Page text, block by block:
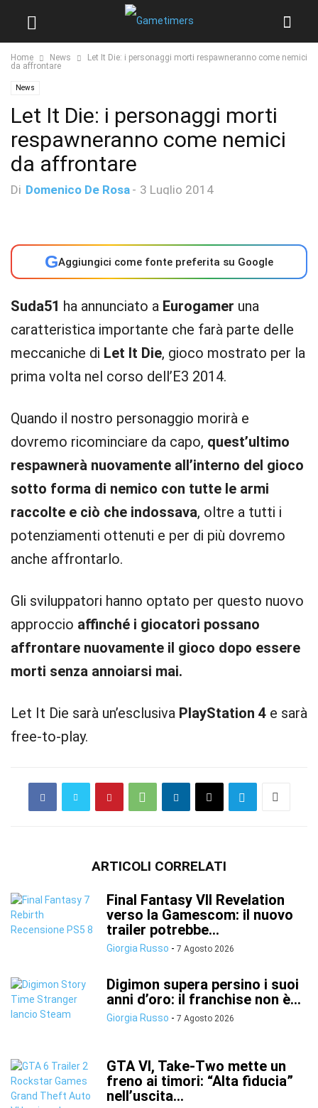
Home News
Let It Die: i personaggi morti respawneranno come nemici
da affrontare
News
Let It Die: i personaggi morti
respawneranno come nemici
da affrontare
Di Domenico De Rosa - 3 Luglio 2014
GAggiungici come fonte preferita su Google
Suda51 ha annunciato a Eurogamer una
caratteristica importante che farà parte delle
meccaniche di Let It Die, gioco mostrato per la
prima volta nel corso dell’E3 2014.
Quando il nostro personaggio morirà e
dovremo ricominciare da capo, quest’ultimo
respawnerà nuovamente all’interno del gioco
sotto forma di nemico con tutte le armi
raccolte e ciò che indossava, oltre a tutti i
potenziamenti ottenuti e per di più dovremo
anche affrontarlo.
Gli sviluppatori hanno optato per questo nuovo
approccio affinché i giocatori possano
affrontare nuovamente il gioco dopo essere
morti senza annoiarsi mai.
Let It Die sarà un’esclusiva PlayStation 4 e sarà
free-to-play.
ARTICOLI CORRELATI
Final Fantasy VII Revelation
verso la Gamescom: il nuovo
trailer potrebbe...
Giorgia Russo - 7 Agosto 2026
Digimon supera persino i suoi
anni d’oro: il franchise non è...
Giorgia Russo - 7 Agosto 2026
GTA VI, Take-Two mette un
freno ai timori: “Alta fiducia”
nell’uscita...